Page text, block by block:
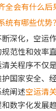
全会有什么后
统有哪些优势？
深化，空运
范性和效率
关程序不仅
国家安全、
阐述空运清
数字化发展